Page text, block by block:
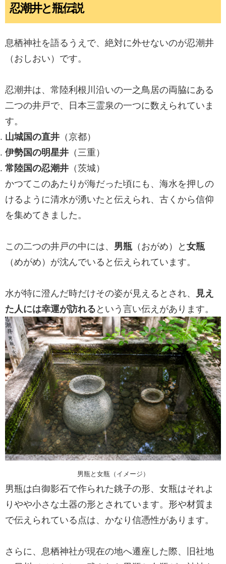
忍潮井と瓶伝説
息栖神社を語るうえで、絶対に外せないのが忍潮井
（おしおい）です。
忍潮井は、常陸利根川沿いの一之鳥居の両脇にある
二つの井戸で、日本三霊泉の一つに数えられていま
す。
山城国の直井 （京都）
伊勢国の明星井 （三重）
常陸国の忍潮井 （茨城）
かつてこのあたりが海だった頃にも、海水を押しの
けるように清水が湧いたと伝えられ、古くから信仰
を集めてきました。
この二つの井戸の中には、 男瓶 （おがめ）と女瓶
（めがめ）が沈んでいると伝えられています。
水が特に澄んだ時だけその姿が見えるとされ、
見え
た人には幸運が訪れるという言い伝えがあります。
男瓶と女瓶（イメージ）
男瓶は白御影石で作られた銚子の形、女瓶はそれよ
りやや小さな土器の形とされています。形や材質ま
で伝えられている点は、かなり信憑性があります。
さらに、息栖神社が現在の地へ遷座した際、旧社地